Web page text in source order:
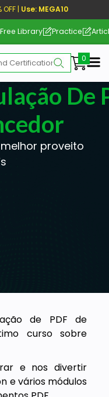
OFF | Use: MEGA10
Free Library Practice
De
proveito
de PDF de
curso sobre
e nos divertir
e vários módulos